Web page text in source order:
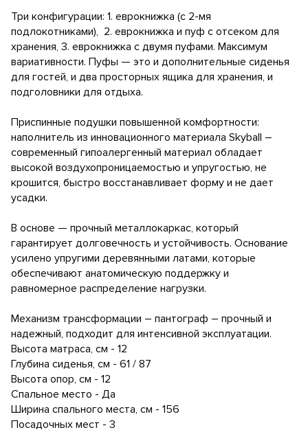
Три конфигурации: 1. еврокнижка (с 2-мя
подлокотниками), 2. еврокнижка и пуф с отсеком для
хранения, 3. еврокнижка с двумя пуфами. Максимум
вариативности. Пуфы — это и дополнительные сиденья
для гостей, и два просторных ящика для хранения, и
подголовники для отдыха.
Приспинные подушки повышенной комфортности:
наполнитель из инновационного материала Skyball –
современный гипоалергенный материал обладает
высокой воздухопроницаемостью и упругостью, не
крошится, быстро восстанавливает форму и не дает
усадки.
В основе — прочный металлокаркас, который
гарантирует долговечность и устойчивость. Основание
усилено упругими деревянными латами, которые
обеспечивают анатомическую поддержку и
равномерное распределение нагрузки.
Механизм трансформации – пантограф – прочный и
надежный, подходит для интенсивной эксплуатации.
Высота матраса, см - 12
Глубина сиденья, см - 61 / 87
Высота опор, см - 12
Спальное место - Да
Ширина спального места, см - 156
Посадочных мест - 3